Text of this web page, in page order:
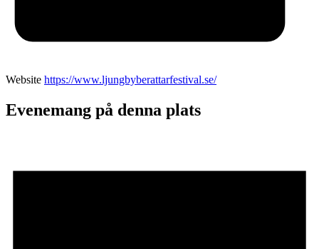
Website https://www.ljungbyberattarfestival.se/
Evenemang på denna plats